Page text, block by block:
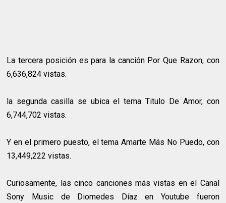
La tercera posición es para la canción Por Que Razon, con
6,636,824 vistas.
la segunda casilla se ubica el tema Titulo De Amor, con
6,744,702 vistas.
Y en el primero puesto, el tema Amarte Más No Puedo, con
13,449,222 vistas.
Curiosamente, las cinco canciones más vistas en el Canal
Sony Music de Diomedes Díaz en Youtube fueron